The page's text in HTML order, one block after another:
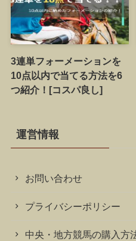
3連単フォーメーションを
10点以内で当てる方法を6
つ紹介！[コスパ良し]
運営情報
お問い合わせ
プライバシーポリシー
中央・地方競馬の購入方